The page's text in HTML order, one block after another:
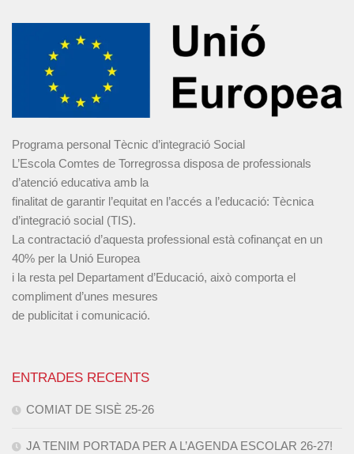
Programa personal Tècnic d’integració Social
L’Escola Comtes de Torregrossa disposa de professionals
d’atenció educativa amb la
finalitat de garantir l’equitat en l’accés a l’educació: Tècnica
d’integració social (TIS).
La contractació d’aquesta professional està cofinançat en un
40% per la Unió Europea
i la resta pel Departament d’Educació, això comporta el
compliment d’unes mesures
de publicitat i comunicació.
ENTRADES RECENTS
COMIAT DE SISÈ 25-26
JA TENIM PORTADA PER A L’AGENDA ESCOLAR 26-27!